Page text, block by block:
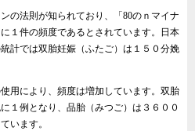
の法則が知られており、「80のｎマイナ
１件の頻度であるとされています。日本
計では双胎妊娠（ふたご）は１５０分娩
用により、頻度は増加しています。双胎
１例となり、品胎（みつご）は３６００
います。